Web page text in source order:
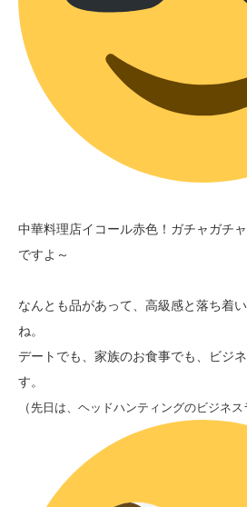
中華料理店イコール赤色！ガチャガチ
ですよ～
なんとも品があって、高級感と落ち着
ね。
デートでも、家族のお食事でも、ビジ
す。
（先日は、ヘッドハンティングのビジネス